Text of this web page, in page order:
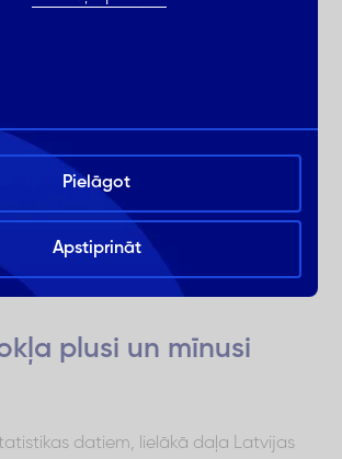
un māju ir liels solis, kas noteikti
un finansiālo labklājību.
4 gadu laikā
tirgūnav mainījusies: aptuveni
priekšroku privātmājām vai rindu
dzīvokli.
katras izvēles priekšrocības un
jums pieņemt pamatotu lēmumu.
plusi un mīnusi
datiem, lielākā daļa Latvijas
Pielāgot
Apstiprināt